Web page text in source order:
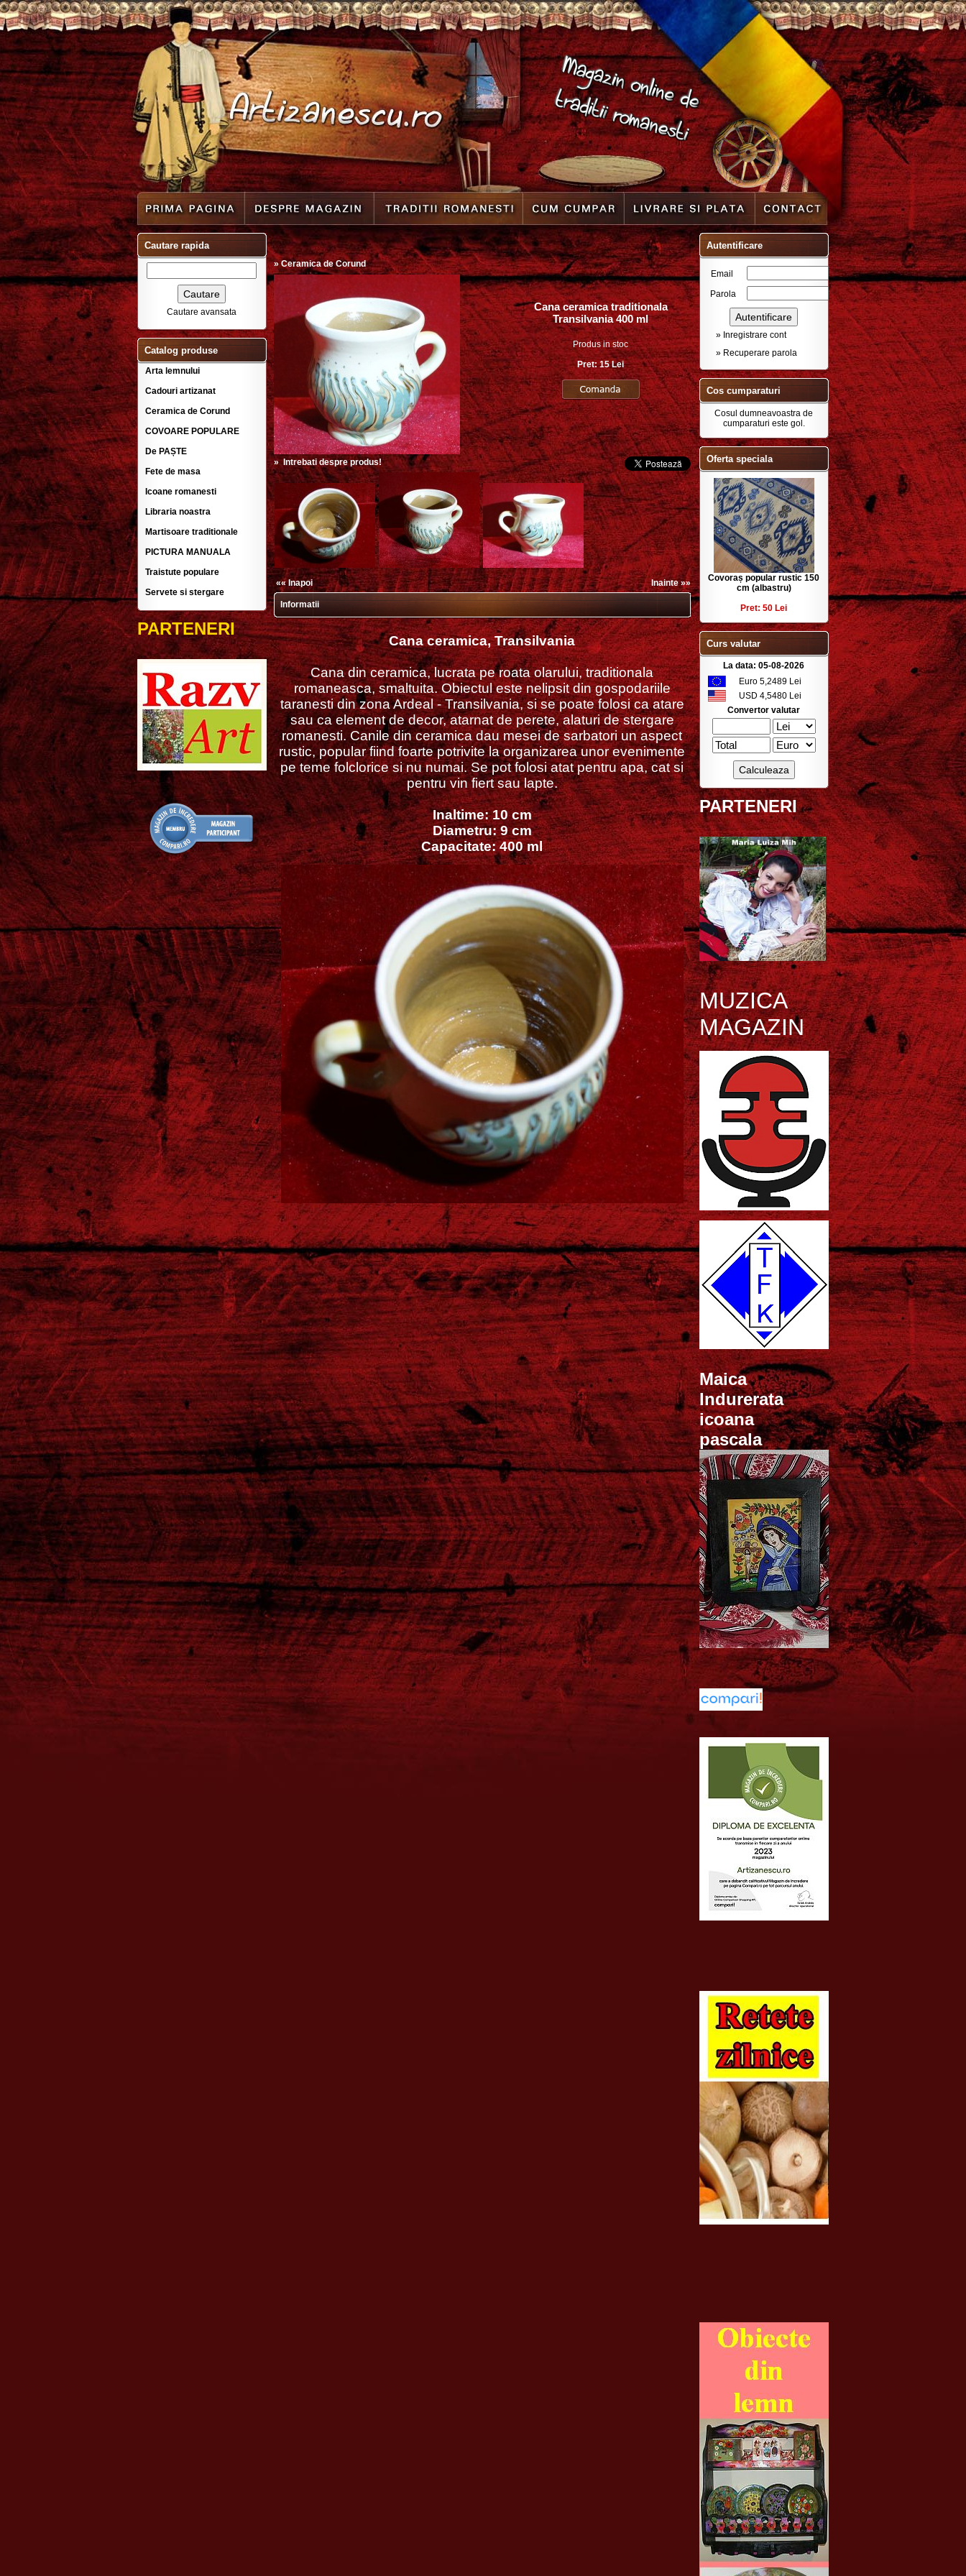
Cautare rapida
Cautare avansata
Catalog produse
Arta lemnului
Cadouri artizanat
Ceramica de Corund
COVOARE POPULARE
De PAȘTE
Fete de masa
Icoane romanesti
Libraria noastra
Martisoare traditionale
PICTURA MANUALA
Traistute populare
Servete si stergare
PARTENERI
»Ceramica de Corund
Cana ceramica traditionala
Transilvania 400 ml
Produs in stoc
Pret: 15 Lei
» Intrebati despre produs!
«« Inapoi Inainte »»
Informatii
Cana ceramica, Transilvania
Cana din ceramica, lucrata pe roata olarului, traditionala
romaneasca, smaltuita. Obiectul este nelipsit din gospodariile
taranesti din zona Ardeal - Transilvania, si se poate folosi ca atare
sau ca element de decor, atarnat de perete, alaturi de stergare
romanesti. Canile din ceramica dau mesei de sarbatori un aspect
rustic, popular fiind foarte potrivite la organizarea unor evenimente
pe teme folclorice si nu numai. Se pot folosi atat pentru apa, cat si
pentru vin fiert sau lapte.
Inaltime: 10 cm
Diametru: 9 cm
Capacitate: 400 ml
Autentificare
Email
Parola
» Inregistrare cont
» Recuperare parola
Cos cumparaturi
Cosul dumneavoastra de
cumparaturi este gol.
Oferta speciala
Covoraș popular rustic 150
cm (albastru)
Pret: 50 Lei
Curs valutar
La data: 05-08-2026
Euro 5,2489 Lei
USD 4,5480 Lei
Convertor valutar
PARTENERI
MUZICA
MAGAZIN
Maica
Indurerata
icoana
pascala